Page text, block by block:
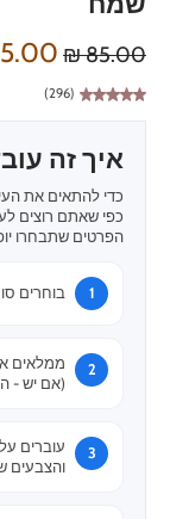
85.00 ₪
₪
(296)
איך זה
כדי להתאים את
כפי שאתם רוצים
הפרטים שתבחרו
בוחרים
ממלאים
(אם יש -
עוברים
והצבעים